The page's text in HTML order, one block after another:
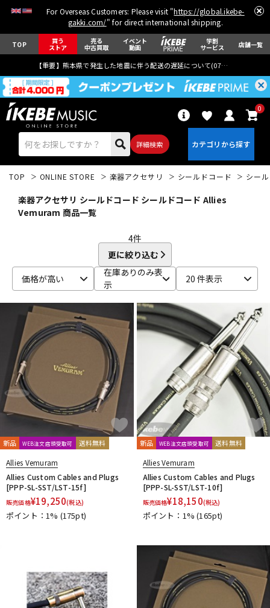
For Overseas Customers: Please visit "https://global.ikebe-
gakki.com/" for direct international shipping.
TOP 買う
ストア
売る
中古買取
イベント
動画
学割
サービス 店舗一覧
【重要】熊本県で発生した地震に伴う配送の遅延について(07月29日
詳細検索
0
ベース ウクレレ
ドラム パーカッション
キーボード 電子ピアノ
管楽器 その他楽器
アンプ エフェクター
DJ機器 DTM
レコーディング機器
配信/ライブ機器 楽器アクセサリ
TOP ONLINE STORE 楽器アクセサリ シールドコード シー
楽器アクセサリ シールドコード シールドコード Allies
Vemuram 商品一覧
4件
更に絞り込む
価格が高い
在庫ありのみ表
示
20 件表示
新品 WEB注文店頭受取可 送料無料
Allies Vemuram
Allies Custom Cables and Plugs
[PPP-SL-SST/LST-15f]
販売価格¥19,250(税込)
ポイント：1% (175pt)
新品 WEB注文店頭受取可 送料無料
Allies Vemuram
Allies Custom Cables and Plugs
[PPP-SL-SST/LST-10f]
販売価格¥18,150(税込)
ポイント：1%(165pt)